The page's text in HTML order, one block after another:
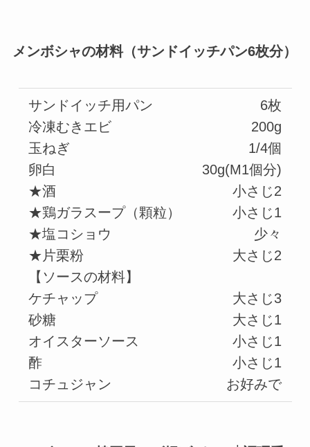
メンボシャの材料（サンドイッチパン6枚分）
サンドイッチ用パン
冷凍むきエビ
玉ねぎ
卵白
★酒
★鶏ガラスープ（顆粒）
★塩コショウ
★片栗粉
【ソースの材料】
ケチャップ
砂糖
オイスターソース
酢
コチュジャン
6枚
200g
1/4個
30g(M1個分)
小さじ2
小さじ1
少々
大さじ2
大さじ3
大さじ1
小さじ1
小さじ1
お好みで